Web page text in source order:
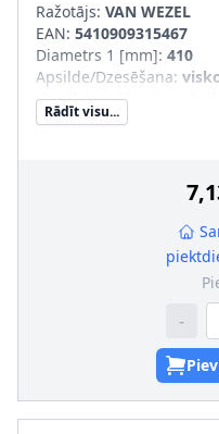
Ražotājs: VAN WEZEL
EAN: 5410909315467
Diametrs 1 [mm]: 410
Apsilde/Dzesēšana:
Ventilatora lāpstiņu skaits
SVHC:Nesatur SVHC
Rādīt visu...
-